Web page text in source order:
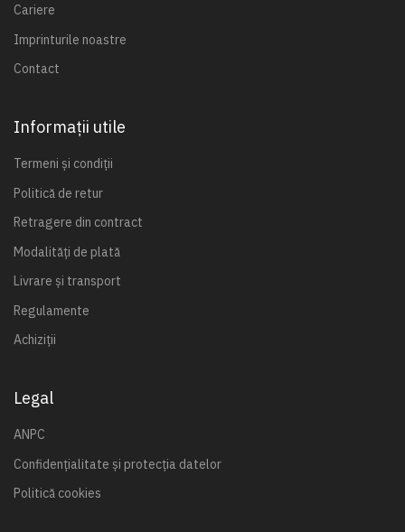
Cariere
Imprinturile noastre
Contact
Informații utile
Termeni și condiții
Politică de retur
Retragere din contract
Modalități de plată
Livrare și transport
Regulamente
Achiziții
Legal
ANPC
Confidențialitate și protecția datelor
Politică cookies